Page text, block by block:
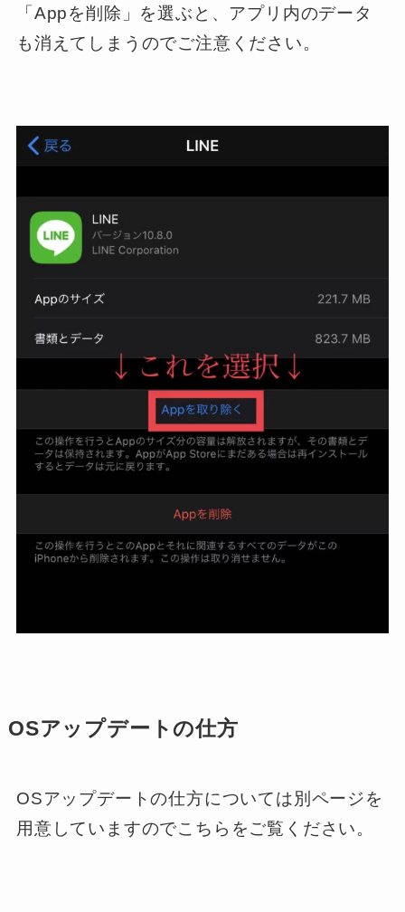
「Appを削除」を選ぶと、アプリ内のデータ
も消えてしまうのでご注意ください。
OSアップデートの仕方
OSアップデートの仕方については別ページを
用意していますのでこちらをご覧ください。